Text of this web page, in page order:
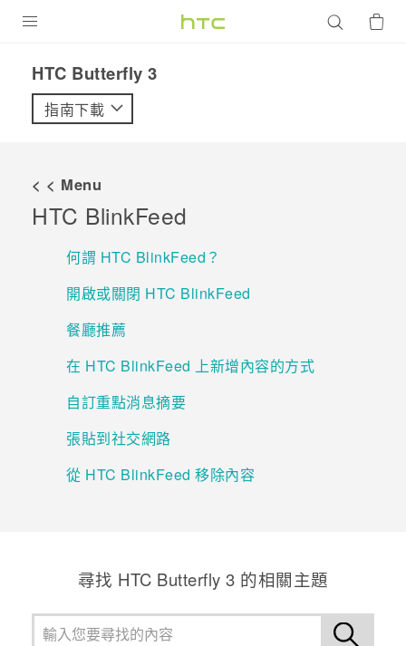
VIVE
優惠專區
焦點訊息
校園專案
銷售門市
銷售通路
支援服務
VIVELAND
HTC Butterfly 3‎
指南下載
< < Menu
HTC BlinkFeed
何謂 HTC BlinkFeed？
開啟或關閉 HTC BlinkFeed
餐廳推薦
在 HTC BlinkFeed 上新增內容的方式
自訂重點消息摘要
張貼到社交網路
從 HTC BlinkFeed 移除內容
尋找 HTC Butterfly 3 的相關主題